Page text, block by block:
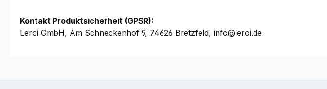
Kontakt Produktsicherheit (GPSR):
Leroi GmbH, Am Schneckenhof 9, 74626 Bretzfeld, info@leroi.de